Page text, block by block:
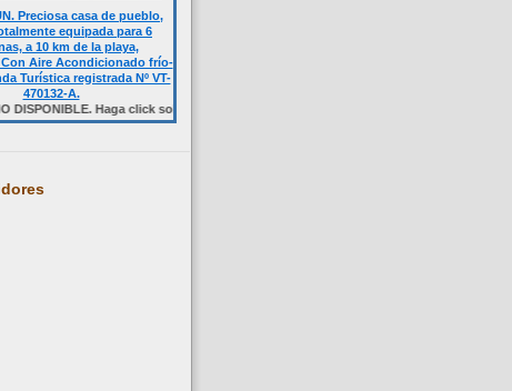
Preciosa casa de pueblo,
equipada para 6
a 10 km de la playa,
Aire Acondicionado frío-
Turística registrada Nº VT-
470132-A.
Haga click sobre la foto.